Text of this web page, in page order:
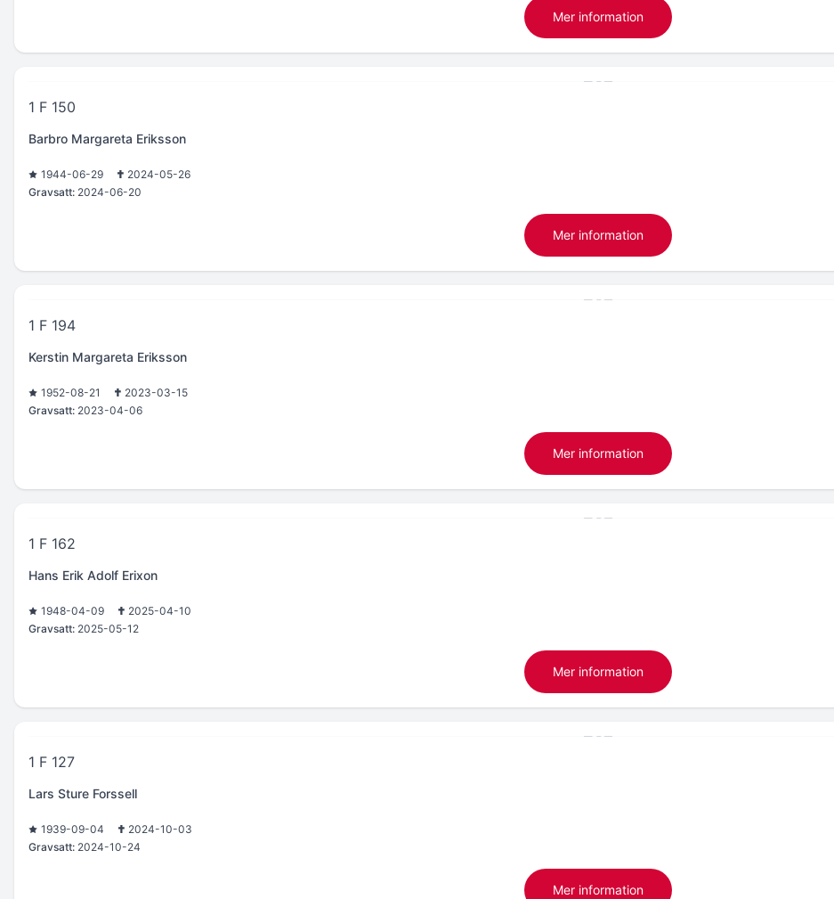
Mer information
1 F 150
Barbro Margareta Eriksson
1944-06-29
2024-05-26
Gravsatt: 2024-06-20
Mer information
1 F 194
Kerstin Margareta Eriksson
1952-08-21
2023-03-15
Gravsatt: 2023-04-06
Mer information
1 F 162
Hans Erik Adolf Erixon
1948-04-09
2025-04-10
Gravsatt: 2025-05-12
Mer information
1 F 127
Lars Sture Forssell
1939-09-04
2024-10-03
Gravsatt: 2024-10-24
Mer information